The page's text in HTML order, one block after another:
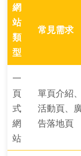
網
站
類
型
常見需求
一
頁
式
網
站
單頁介紹、
活動頁、
告落地頁